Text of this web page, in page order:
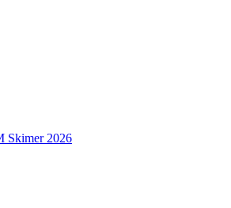
Skimer 2026